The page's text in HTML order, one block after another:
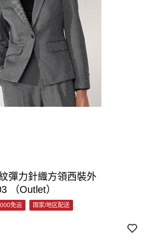
彈力針織方領西裝外
（Outlet）
免运 国家/地区配送